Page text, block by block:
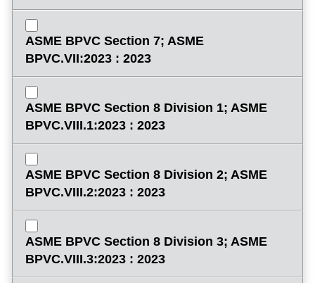
ASME BPVC Section 7; ASME
BPVC.VII:2023 : 2023
ASME BPVC Section 8 Division 1; ASME
BPVC.VIII.1:2023 : 2023
ASME BPVC Section 8 Division 2; ASME
BPVC.VIII.2:2023 : 2023
ASME BPVC Section 8 Division 3; ASME
BPVC.VIII.3:2023 : 2023